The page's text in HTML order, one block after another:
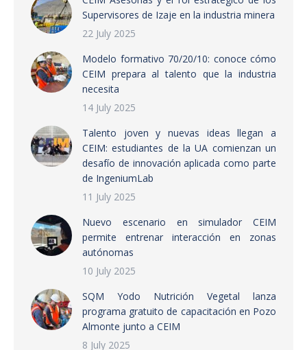
Supervisores de Izaje en la industria minera
22 July 2025
Modelo formativo 70/20/10: conoce cómo
CEIM prepara al talento que la industria
necesita
14 July 2025
Talento joven y nuevas ideas llegan a
CEIM: estudiantes de la UA comienzan un
desafío de innovación aplicada como parte
de IngeniumLab
11 July 2025
Nuevo escenario en simulador CEIM
permite entrenar interacción en zonas
autónomas
10 July 2025
SQM Yodo Nutrición Vegetal lanza
programa gratuito de capacitación en Pozo
Almonte junto a CEIM
8 July 2025